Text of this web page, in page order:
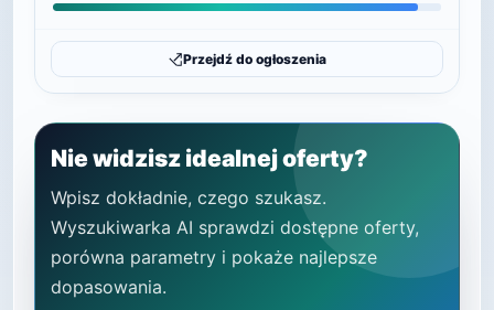
Przejdź do ogłoszenia
Nie widzisz idealnej oferty?
Wpisz dokładnie, czego szukasz.
Wyszukiwarka AI sprawdzi dostępne oferty,
porówna parametry i pokaże najlepsze
dopasowania.